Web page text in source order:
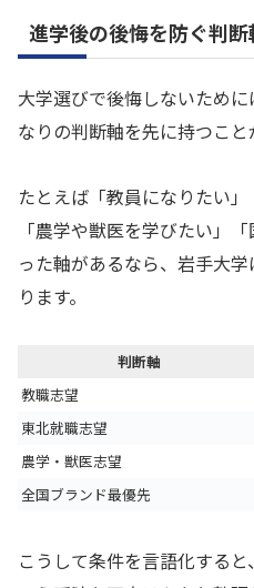
進学後の後悔を防ぐ判
大学選びで後悔しないため
なりの判断軸を先に持つこと
たとえば「教員になりたい」
「農学や獣医を学びたい」
った軸があるなら、岩手大
ります。
判断軸
教職志望
東北就職志望
農学・獣医志望
全国ブランド最優先
こうして条件を言語化する